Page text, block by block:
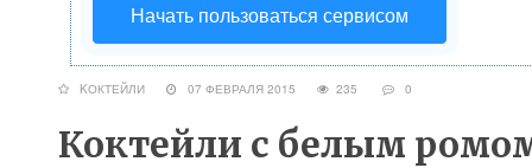
Начать пользоваться сервисом
KОКТЕЙЛИ 07 ФЕВРАЛЯ 2015 235 0
Коктейли с белым